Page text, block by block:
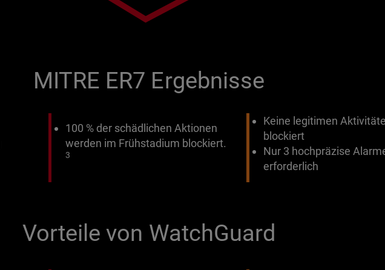
MITRE ER7 Ergebnisse
100 % der schädlichen Aktionen
werden im Frühstadium blockiert.
3
Keine legitimen
blockiert
Nur 3 hochpräzise
erforderlich
Vorteile von WatchGuard